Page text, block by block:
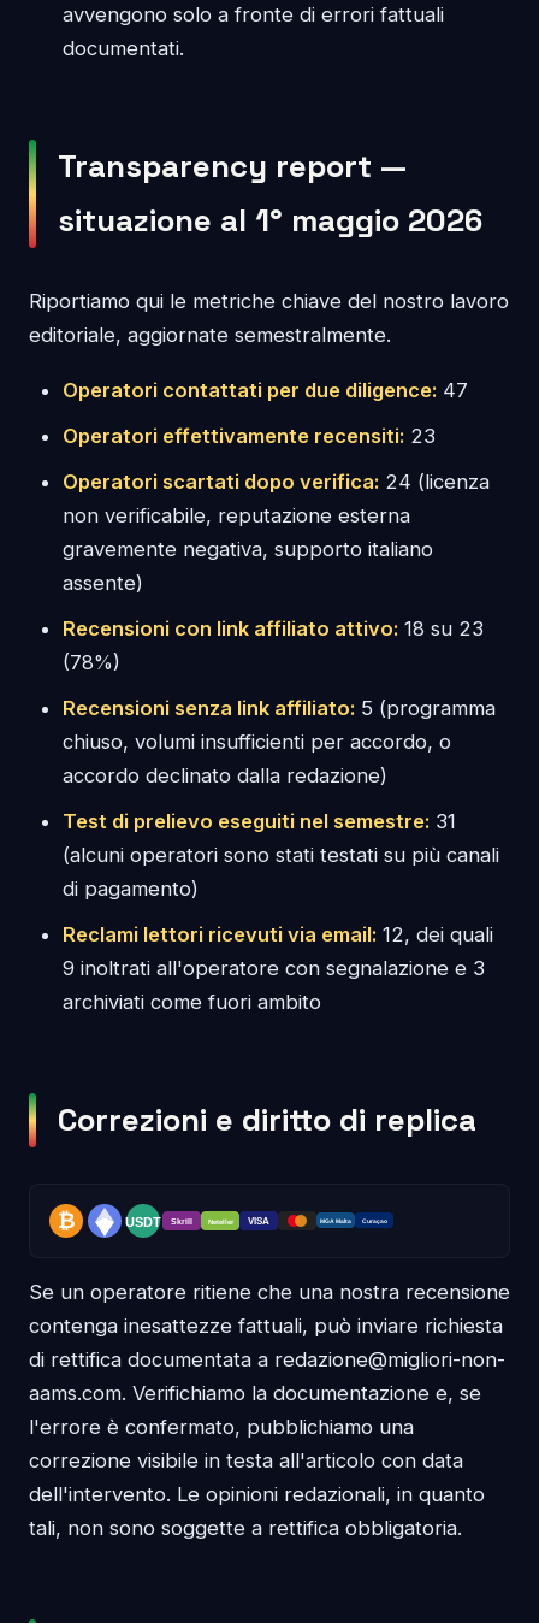
avvengono solo a fronte di errori fattuali
documentati.
Transparency report —
situazione al 1° maggio 2026
Riportiamo qui le metriche chiave del nostro lavoro
editoriale, aggiornate semestralmente.
Operatori contattati per due diligence: 47
Operatori effettivamente recensiti: 23
Operatori scartati dopo verifica: 24 (licenza
non verificabile, reputazione esterna
gravemente negativa, supporto italiano
assente)
Recensioni con link affiliato attivo: 18 su 23
(78%)
Recensioni senza link affiliato: 5 (programma
chiuso, volumi insufficienti per accordo, o
accordo declinato dalla redazione)
Test di prelievo eseguiti nel semestre: 31
(alcuni operatori sono stati testati su più canali
di pagamento)
Reclami lettori ricevuti via email: 12, dei quali
9 inoltrati all'operatore con segnalazione e 3
archiviati come fuori ambito
Correzioni e diritto di replica
Se un operatore ritiene che una nostra recensione
contenga inesattezze fattuali, può inviare richiesta
di rettifica documentata a redazione@migliori-non-
aams.com. Verifichiamo la documentazione e, se
l'errore è confermato, pubblichiamo una
correzione visibile in testa all'articolo con data
dell'intervento. Le opinioni redazionali, in quanto
tali, non sono soggette a rettifica obbligatoria.